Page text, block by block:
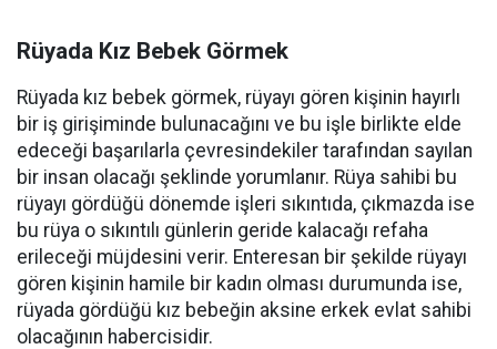
Rüyada Kız Bebek Görmek
Rüyada kız bebek görmek, rüyayı gören kişinin hayırlı
bir iş girişiminde bulunacağını ve bu işle birlikte elde
edeceği başarılarla çevresindekiler tarafından sayılan
bir insan olacağı şeklinde yorumlanır. Rüya sahibi bu
rüyayı gördüğü dönemde işleri sıkıntıda, çıkmazda ise
bu rüya o sıkıntılı günlerin geride kalacağı refaha
erileceği müjdesini verir. Enteresan bir şekilde rüyayı
gören kişinin hamile bir kadın olması durumunda ise,
rüyada gördüğü kız bebeğin aksine erkek evlat sahibi
olacağının habercisidir.